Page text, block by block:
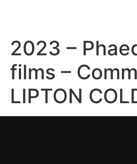
2023 –
films –
LIPTON